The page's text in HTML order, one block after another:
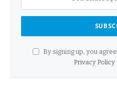
By signing up, you
Privacy Policy